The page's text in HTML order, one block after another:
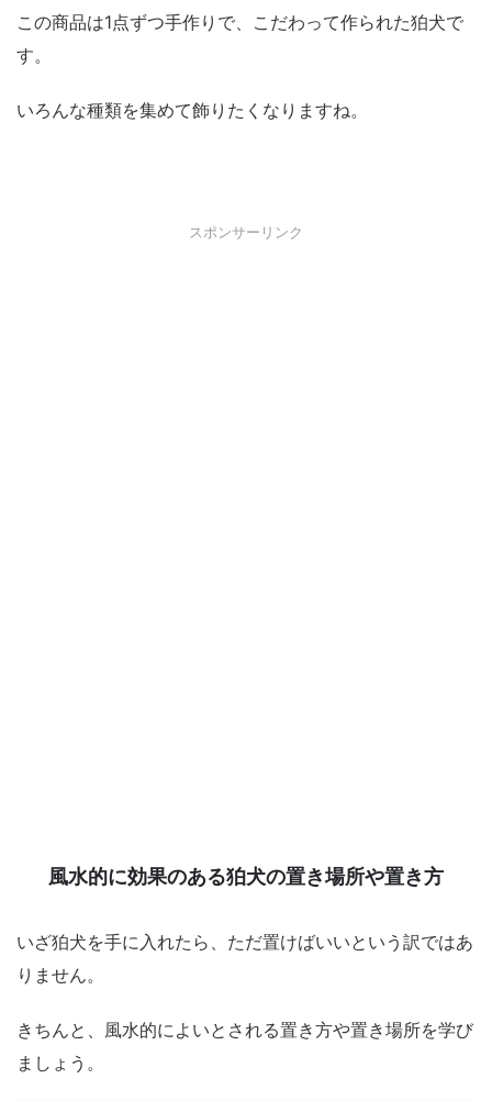
この商品は1点ずつ手作りで、こだわって作られた狛犬で
す。
いろんな種類を集めて飾りたくなりますね。
スポンサーリンク
風水的に効果のある狛犬の置き場所や置き方
いざ狛犬を手に入れたら、ただ置けばいいという訳ではあ
りません。
きちんと、風水的によいとされる置き方や置き場所を学び
ましょう。